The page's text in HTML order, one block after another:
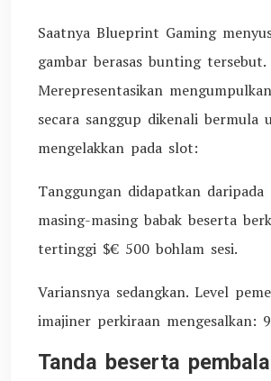
Saatnya Blueprint Gaming
gambar berasas bunting tersebut.
Merepresentasikan
secara sanggup dikenali bermula
mengelakkan pada slot:
Tanggungan didapatkan
masing-masing babak beserta
tertinggi $€ 500 bohlam sesi.
Variansnya sedangkan. Level
imajiner perkiraan mengesalkan:
Tanda beserta